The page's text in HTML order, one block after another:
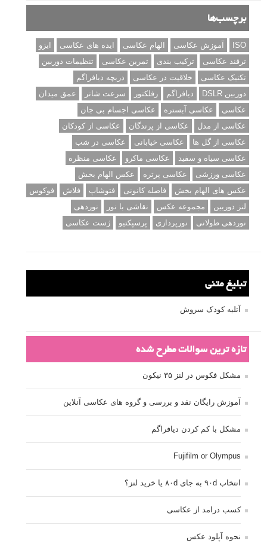
برچسب‌ها
ISO آموزش عکاسی الهام عکاسی ایده های عکاسی
ایزو
ترفند عکاسی
ترکیب بندی تمرین عکاسی
تنظیمات دوربین
تکنیک عکاسی
خلاقیت در عکاسی
دریچه دیافراگم
دوربین DSLR
دیافراگم رفلکتور سرعت شاتر
عمق میدان
عکاسی
عکاسی آبستره
عکاسی اجسام بی جان
عکاسی از مدل
عکاسی از پرندگان
عکاسی از کودکان
عکاسی از گل ها
عکاسی خیابانی
عکاسی در شب
عکاسی سیاه و سفید
عکاسی ماکرو
عکاسی منظره
عکاسی ورزشی
عکاسی پرتره
عکس الهام بخش
عکس های الهام بخش
فاصله کانونی فتوشاپ فلاش
فوکوس
لنز دوربین
مجموعه عکس نقاشی با نور
نوردهی
نوردهی طولانی
نورپردازی پرسپکتیو ژست عکاسی
تبلیغ متنی
آتلیه کودک سروش
تازه ترین سوالات مطرح شده
مشکل فکوس در لنز ۳۵ نیکون
آموزش رایگان نقد و بررسی و گروه های عکاسی آنلاین
مشکل با کم کردن دیافراگم
Fujifilm or Olympus
انتخاب ۹۰d به جای ۸۰d یا خرید لنز؟
کسب درامد از عکاسی
نحوه آپلود عکس